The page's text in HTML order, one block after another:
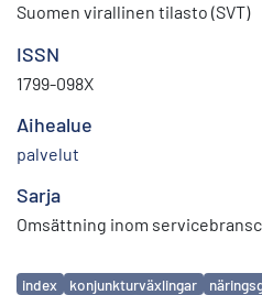
Suomen virallinen tilasto (SVT)
ISSN
1799-098X
Aihealue
palvelut
Sarja
Omsättning inom
Avainsanat
index konjunkturväxlingar